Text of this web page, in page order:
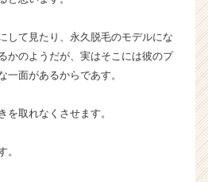
して見たり、永久脱毛のモデルにな
かのようだが、実はそこには彼のプ
一面があるからであす。
を取れなくさせます。
。